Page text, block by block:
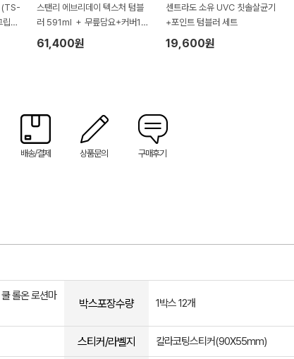
(TS-
미
스탠리 에브리데이 텍스처 텀블
러 591ml ＋ 무릎담요+커버1P
세트
61,400원
센트라도 소유 UVC 칫솔살균기
+포인트 텀블러 세트
19,600원
배송/결제 상품문의 구매후기
롤온 로션마
박스포장수량 1박스 12개
스티커/라벨지 칼라코팅스티커(90X55mm)